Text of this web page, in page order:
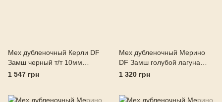
Мех дубленочный Керли DF
Замш черный т/т 10мм
Италия
1 547 грн
Мех дубленочный Мерино
DF Замш голубой лагуна
Италия
1 320 грн